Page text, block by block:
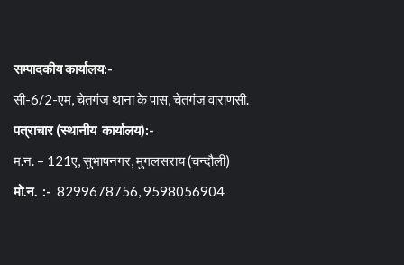
सम्पादकीय कार्यालय:-
सी-6/2-एम, चेतगंज थाना के पास, चेतगंज वाराणसी.
पत्राचार (स्थानीय कार्यालय):-
म.न. – 121ए, सुभाषनगर, मुगलसराय (चन्दौली)
मो.न. :- 8299678756, 9598056904